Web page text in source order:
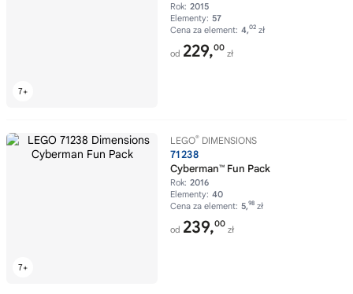
Rok: 2015
Elementy: 57
Cena za element: 4,02 zł
od 229,00
zł
LEGO® DIMENSIONS
71238
Cyberman™ Fun Pack
Rok: 2016
Elementy: 40
Cena za element: 5,98 zł
od 239,00
zł